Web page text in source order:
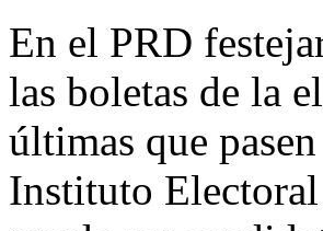
En el PRD
las boletas de la
últimas que
Instituto Electoral